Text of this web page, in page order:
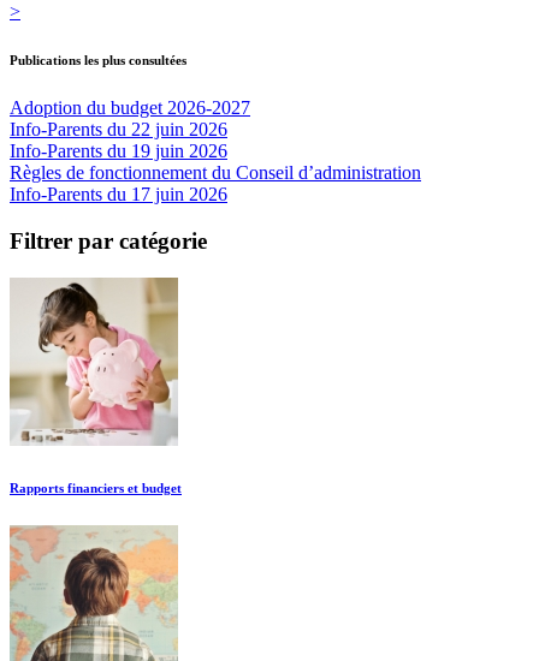
>
Publications les plus consultées
Adoption du budget 2026-2027
Info-Parents du 22 juin 2026
Info-Parents du 19 juin 2026
Règles de fonctionnement du Conseil d’administration
Info-Parents du 17 juin 2026
Filtrer par catégorie
Rapports financiers et budget